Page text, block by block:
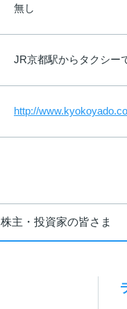
無し
JR京都駅からタクシー
http://
株主・投資家の皆さま